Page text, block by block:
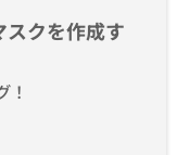
クを作成す
！